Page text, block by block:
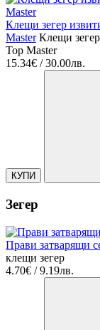
Клещи зегер
Master Клещи
Top Master
15.34€ / 30.00лв.
КУПИ
Зегер
Прави затварящи
клещи зегер
4.70€ / 9.19лв.